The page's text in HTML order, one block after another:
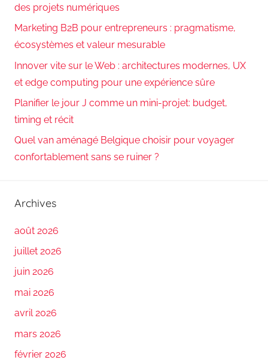
des projets numériques
Marketing B2B pour entrepreneurs : pragmatisme,
écosystèmes et valeur mesurable
Innover vite sur le Web : architectures modernes, UX
et edge computing pour une expérience sûre
Planifier le jour J comme un mini-projet: budget,
timing et récit
Quel van aménagé Belgique choisir pour voyager
confortablement sans se ruiner ?
Archives
août 2026
juillet 2026
juin 2026
mai 2026
avril 2026
mars 2026
février 2026